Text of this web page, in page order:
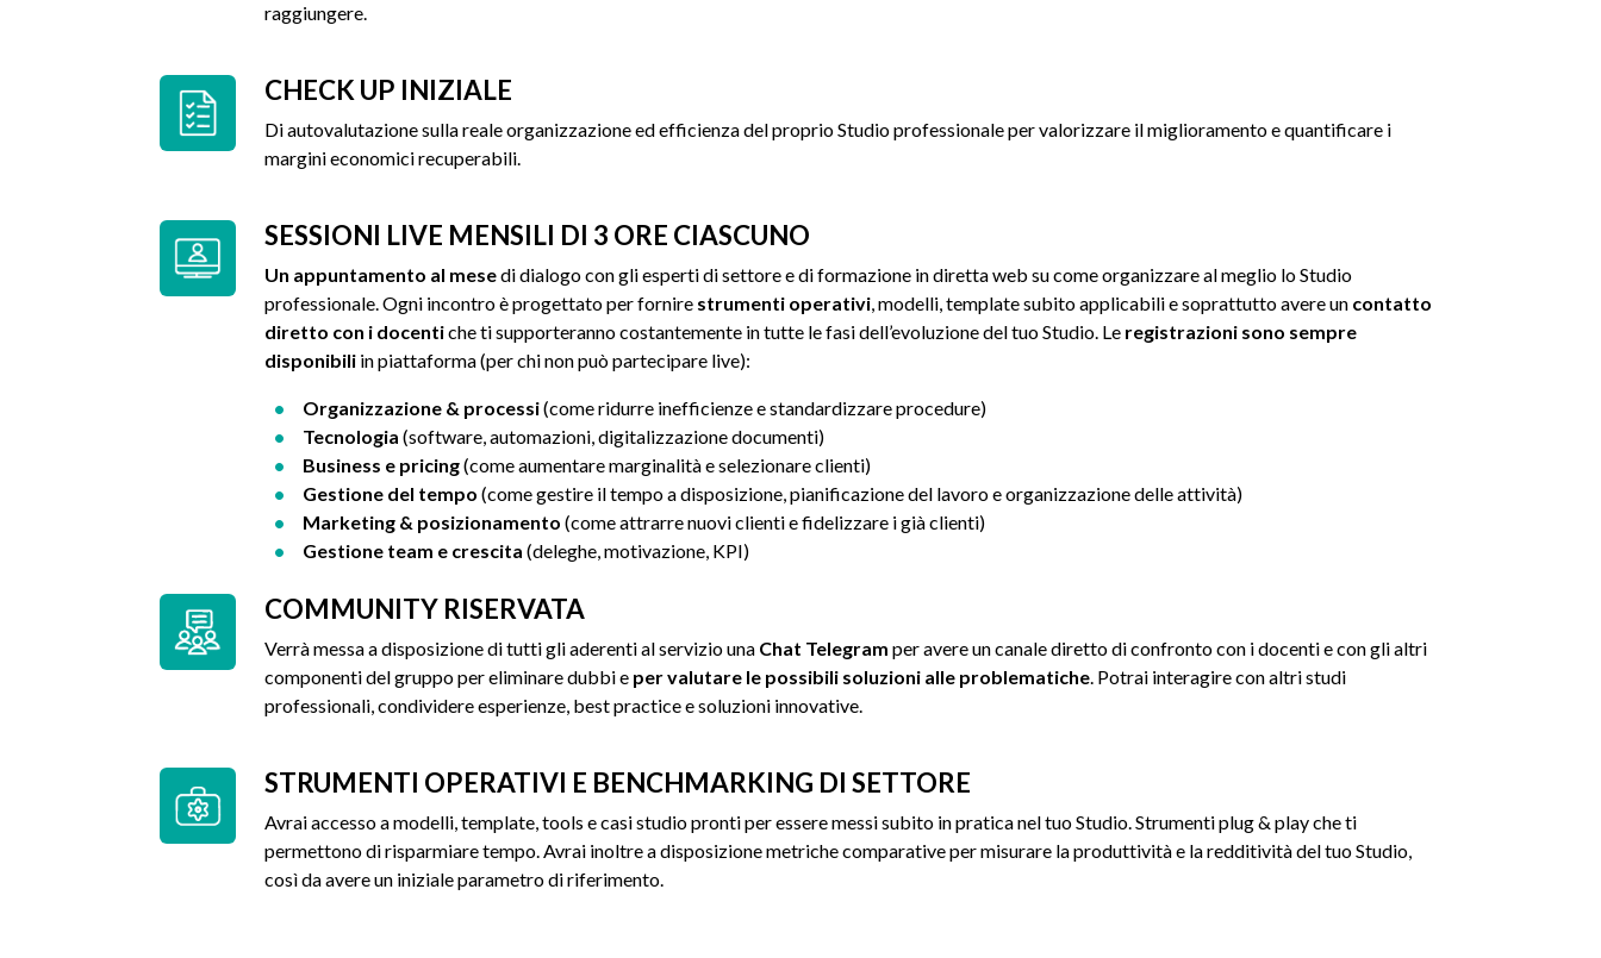
raggiungere.
CHECK UP INIZIALE
Di autovalutazione sulla reale organizzazione ed efficienza del proprio Studio professionale per valorizzare il miglioramento e quantificare i
margini economici recuperabili.
SESSIONI LIVE MENSILI DI 3 ORE CIASCUNO
Un appuntamento al mesedi dialogo con gli esperti di settore e di formazione in diretta web su come organizzare al meglio lo Studio
professionale. Ogni incontro è progettato per fornire strumenti operativi, modelli, template subito applicabili e soprattutto avere un contatto
diretto con i docentiche ti supporteranno costantemente in tutte le fasi dell’evoluzione del tuo Studio. Le registrazioni sono sempre
disponibili in piattaforma (per chi non può partecipare live):
Organizzazione & processi(come ridurre inefficienze e standardizzare procedure)
Tecnologia (software, automazioni, digitalizzazione documenti)
Business e pricing(come aumentare marginalità e selezionare clienti)
Gestione del tempo (come gestire il tempo a disposizione, pianificazione del lavoro e organizzazione delle attività)
Marketing & posizionamento (come attrarre nuovi clienti e fidelizzare i già clienti)
Gestione team e crescita (deleghe, motivazione, KPI)
COMMUNITY RISERVATA
Verrà messa a disposizione di tutti gli aderenti al servizio una Chat Telegram per avere un canale diretto di confronto con i docenti e con gli altri
componenti del gruppo per eliminare dubbi e per valutare le possibili soluzioni alle problematiche. Potrai interagire con altri studi
professionali, condividere esperienze, best practice e soluzioni innovative.
STRUMENTI OPERATIVI E BENCHMARKING DI SETTORE
Avrai accesso a modelli, template, tools e casi studio pronti per essere messi subito in pratica nel tuo Studio. Strumenti plug & play che ti
permettono di risparmiare tempo. Avrai inoltre a disposizione metriche comparative per misurare la produttività e la redditività del tuo Studio,
così da avere un iniziale parametro di riferimento.